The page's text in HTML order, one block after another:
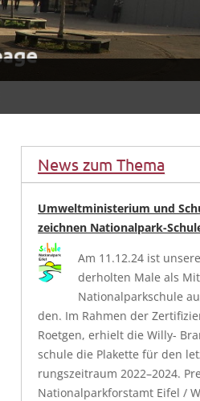
News zum Thema
Umweltministerium und
zeichnen Nationalpark-
Am 11.12.24 ist
der­hol­ten Male als
Natio­nal­park­schu­le
den. Im Rah­men der
Roet­gen, erhielt die Wil­­ly-
schu­le die Pla­ket­te für den
rungs­zeit­raum 2022–2024.
Natio­nal­park­forst­amt Eifel /